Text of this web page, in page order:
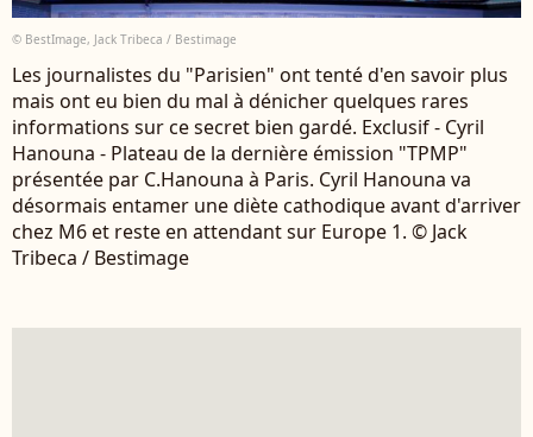
© BestImage, Jack Tribeca / Bestimage
Les journalistes du "Parisien" ont tenté d'en savoir plus
mais ont eu bien du mal à dénicher quelques rares
informations sur ce secret bien gardé. Exclusif - Cyril
Hanouna - Plateau de la dernière émission "TPMP"
présentée par C.Hanouna à Paris. Cyril Hanouna va
désormais entamer une diète cathodique avant d'arriver
chez M6 et reste en attendant sur Europe 1. © Jack
Tribeca / Bestimage